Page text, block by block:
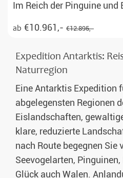
Im Reich der Pinguine und
ab €10.961,- €12.895,-
Expedition Antarktis:
Naturregion
Eine Antarktis Expedition
abgelegensten Regionen
Eislandschaften,
klare, reduzierte
nach Route begegnen Sie
Seevogelarten,
Glück auch Walen.